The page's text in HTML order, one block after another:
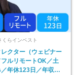
くらインベスト
クター（ウェビナー
ルリモートOK／土
／年休123日／年収